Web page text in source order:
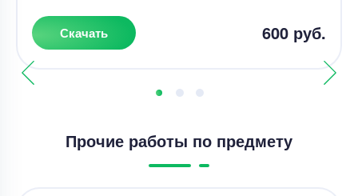
Скачать 600 руб.
Прочие работы по предмету